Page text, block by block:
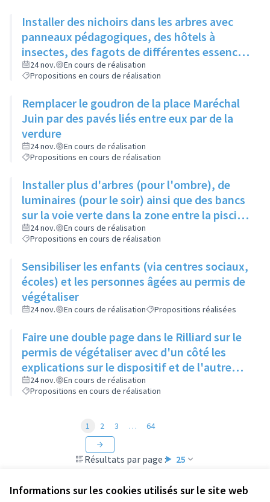
Informations sur les cookies utilisés sur le site web
Installer des nichoirs dans les arbres avec
panneaux pédagogiques, des hôtels à
insectes, des fagots de différentes essences
pour stimuler la biodiversité sur la place du
Château à la Roue
24 nov.
En cours de réalisation
Propositions en cours de réalisation
Remplacer le goudron de la place Maréchal
Juin par des pavés liés entre eux par de la
verdure
24 nov.
En cours de réalisation
Propositions en cours de réalisation
Installer plus d'arbres (pour l'ombre), de
luminaires (pour le soir) ainsi que des bancs
sur la voie verte dans la zone entre la piscine
et la rue de l'Industrie
24 nov.
En cours de réalisation
Propositions en cours de réalisation
Sensibiliser les enfants (via centres sociaux,
écoles) et les personnes âgées au permis de
végétaliser
24 nov. En cours de réalisation Propositions réalisées
Faire une double page dans le Rilliard sur le
permis de végétaliser avec d'un côté les
explications sur le dispositif et de l'autre
côté des exemples concrets de lieux à
investir
24 nov.
En cours de réalisation
Propositions en cours de réalisation
Résultats par page : 25
1 2 3 … 64